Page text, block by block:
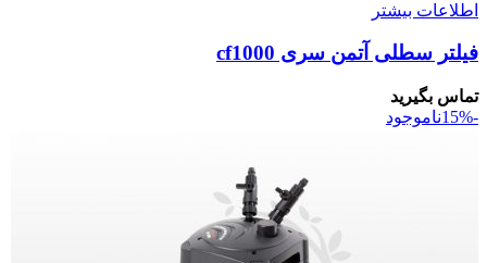
اطلاعات بیشتر
فیلتر سطلی آتمن سری cf1000
تماس بگیرید
-15%
ناموجود